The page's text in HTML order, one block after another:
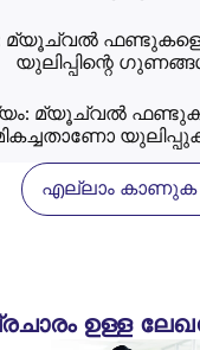
മ്യൂച്വൽ ഫണ്ടുകളെ
യുലിപ്പിന്റെ
മ്യൂച്വൽ
എല്ലാം കാണുക
ഉള്ള